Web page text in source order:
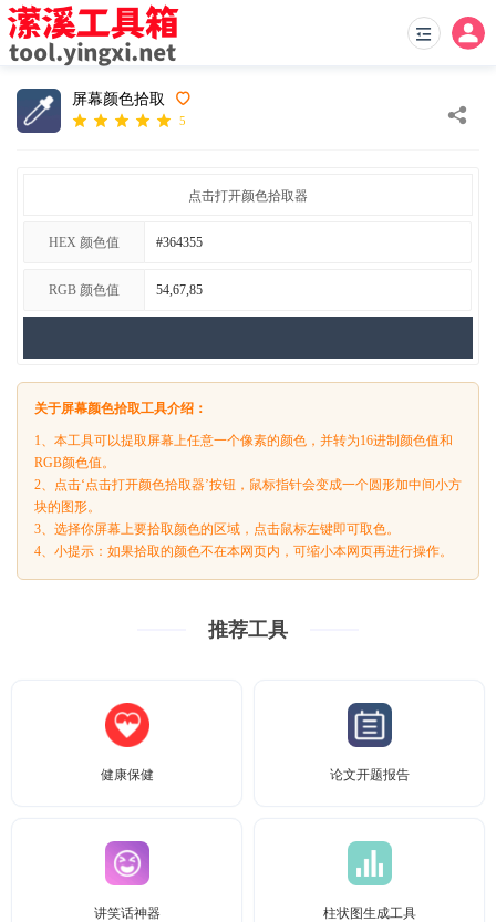
屏幕颜色拾取
5
点击打开颜色拾取器
HEX 颜色值
RGB 颜色值
关于屏幕颜色拾取工具介绍：
1、本工具可以提取屏幕上任意一个像素的颜色，并转为16进制颜色值和
RGB颜色值。
2、点击‘点击打开颜色拾取器’按钮，鼠标指针会变成一个圆形加中间小方
块的图形。
3、选择你屏幕上要拾取颜色的区域，点击鼠标左键即可取色。
4、小提示：如果拾取的颜色不在本网页内，可缩小本网页再进行操作。
推荐工具
健康保健 论文开题报告
讲笑话神器 柱状图生成工具